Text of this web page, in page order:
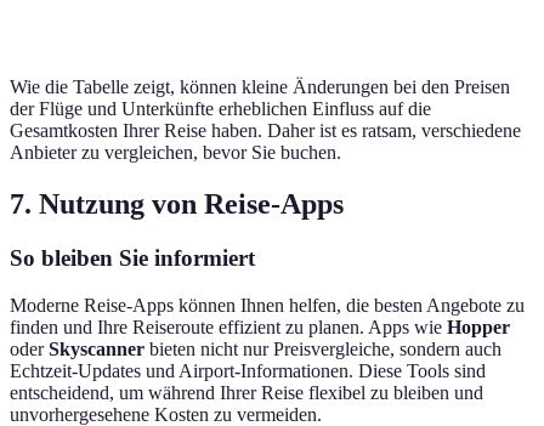
Wie die Tabelle zeigt, können kleine Änderungen bei den Preisen
der Flüge und Unterkünfte erheblichen Einfluss auf die
Gesamtkosten Ihrer Reise haben. Daher ist es ratsam, verschiedene
Anbieter zu vergleichen, bevor Sie buchen.
7. Nutzung von Reise-Apps
So bleiben Sie informiert
Moderne Reise-Apps können Ihnen helfen, die besten Angebote zu
finden und Ihre Reiseroute effizient zu planen. Apps wie Hopper
oderSkyscanner bieten nicht nur Preisvergleiche, sondern auch
Echtzeit-Updates und Airport-Informationen. Diese Tools sind
entscheidend, um während Ihrer Reise flexibel zu bleiben und
unvorhergesehene Kosten zu vermeiden.